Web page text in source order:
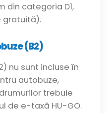
din categoria D1,
gratuită).
(B2)
nu sunt incluse în
autobuze,
trebuie
de e-taxă HU-GO.